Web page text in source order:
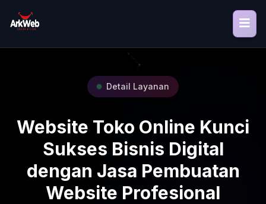
Detail Layanan
Website Toko Online Kunci
Sukses Bisnis Digital
dengan Jasa Pembuatan
Website Profesional